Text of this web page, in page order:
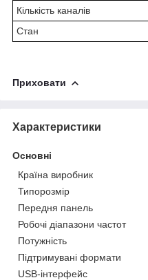
Кількість каналів
Стан
Приховати
Характеристики
Основні
Країна виробник
Типорозмір
Передня панель
Робочі діапазони частот
Потужність
Підтримувані формати
USB-інтерфейс